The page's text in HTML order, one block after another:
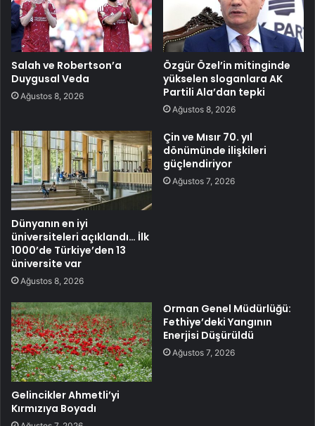
Salah ve Robertson’a
Duygusal Veda
Ağustos 8, 2026
Özgür Özel’in mitinginde
yükselen sloganlara AK
Partili Ala’dan tepki
Ağustos 8, 2026
Dünyanın en iyi
üniversiteleri açıklandı… İlk
1000’de Türkiye’den 13
üniversite var
Ağustos 8, 2026
Çin ve Mısır 70. yıl
dönümünde ilişkileri
güçlendiriyor
Ağustos 7, 2026
Gelincikler Ahmetli’yi
Kırmızıya Boyadı
Orman Genel Müdürlüğü:
Fethiye’deki Yangının
Enerjisi Düşürüldü
Ağustos 7, 2026